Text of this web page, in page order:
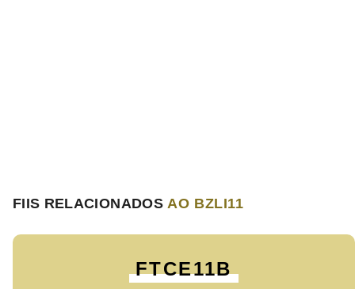
FIIS RELACIONADOSAO BZLI11
FTCE11B